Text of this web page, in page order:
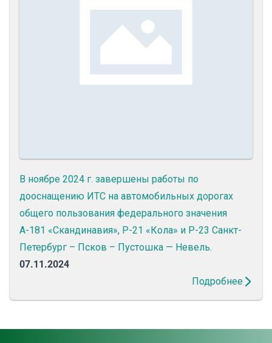
В ноябре 2024 г. завершены работы по
дооснащению ИТС на автомобильных дорогах
общего пользования федерального значения
А-181 «Скандинавия», Р-21 «Кола» и Р-23 Санкт-
Петербург – Псков – Пустошка — Невель.
07.11.2024
Подробнее